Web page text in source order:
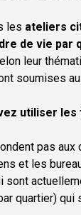
les ateliers
de vie par
leur
soumises
utiliser les
pas
et les
sont
quartier)